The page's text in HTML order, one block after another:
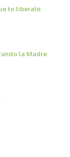
to liberate
la Madre